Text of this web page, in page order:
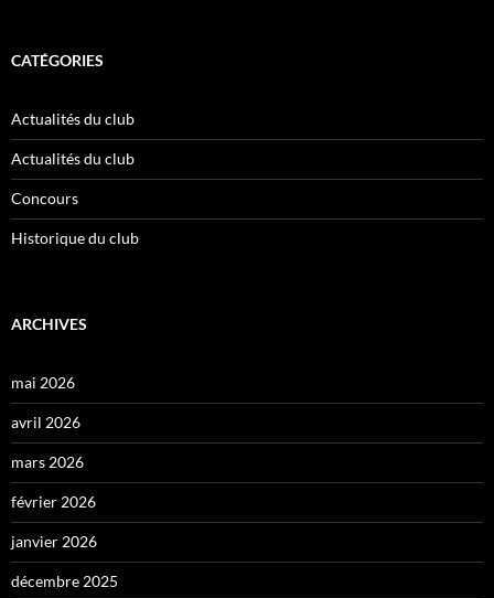
CATÉGORIES
Actualités du club
Actualités du club
Concours
Historique du club
ARCHIVES
mai 2026
avril 2026
mars 2026
février 2026
janvier 2026
décembre 2025